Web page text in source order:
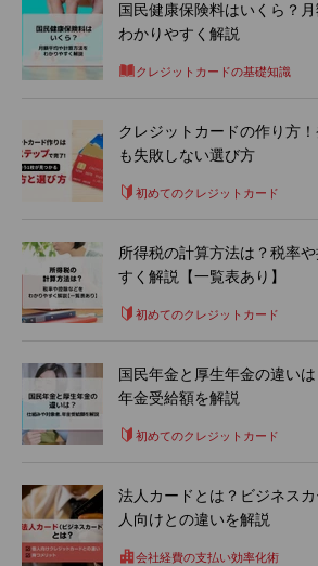
国民健康保険料はいくら？
わかりやすく解説
クレジットカードの基礎知識
クレジットカードの作り方
も失敗しない選び方
初めてのクレジットカード
所得税の計算方法は？税率
すく解説【一覧表あり】
初めてのクレジットカード
国民年金と厚生年金の違いは
年金受給額を解説
初めてのクレジットカード
法人カードとは？ビジネス
人向けとの違いを解説
会社経費の支払い効率化術